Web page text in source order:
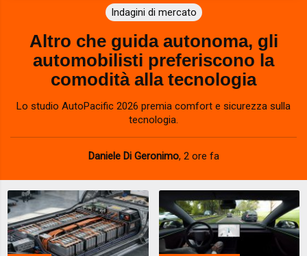
Indagini di mercato
Altro che guida autonoma, gli
automobilisti preferiscono la
comodità alla tecnologia
Lo studio AutoPacific 2026 premia comfort e sicurezza sulla
tecnologia.
Daniele Di Geronimo, 2 ore fa